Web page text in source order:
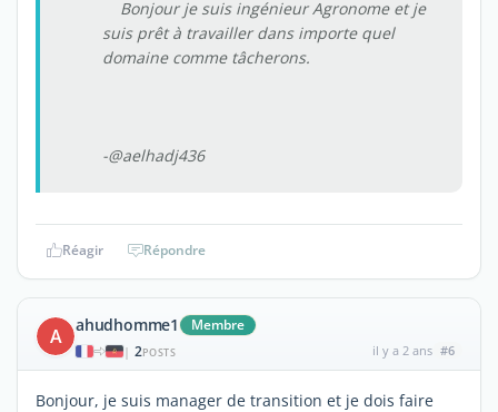
Bonjour je suis ingénieur Agronome et je
suis prêt à travailler dans importe quel
domaine comme tâcherons.
-@aelhadj436
Réagir Répondre
A ahudhomme1 Membre
| 2POSTS il y a 2 ans #6
Bonjour, je suis manager de transition et je dois faire